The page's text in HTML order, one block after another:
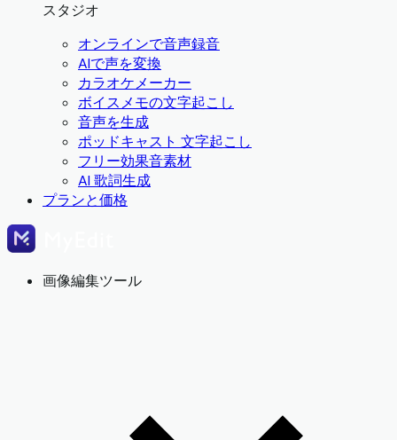
スタジオ
オンラインで音声録音
AIで声を変換
カラオケメーカー
ボイスメモの文字起こし
音声を生成
ポッドキャスト 文字起こし
フリー効果音素材
AI 歌詞生成
プランと価格
画像編集ツール